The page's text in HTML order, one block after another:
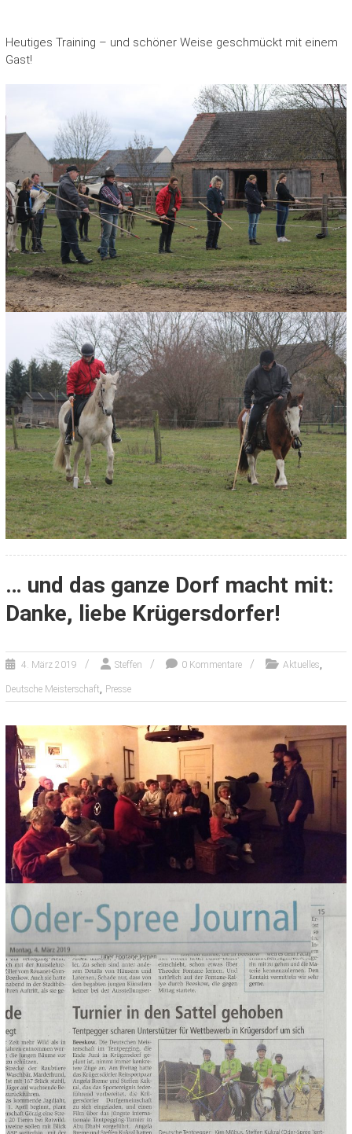
Heutiges Training – und schöner Weise geschmückt mit einem
Gast!
… und das ganze Dorf macht mit:
Danke, liebe Krügersdorfer!
4. März 2019 Steffen 0 Kommentare Aktuelles,
Deutsche Meisterschaft, Presse